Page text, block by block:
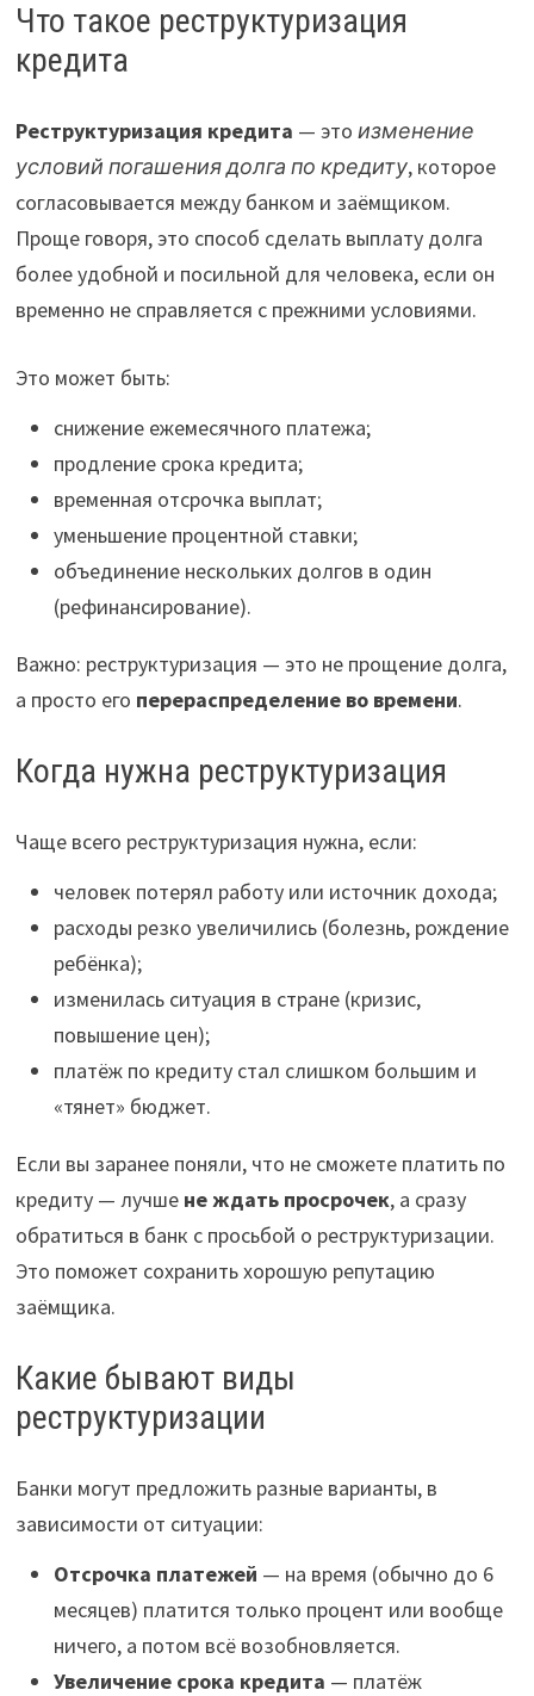
Что такое реструктуризация
кредита
Реструктуризация кредита — это изменение
условий погашения долга по кредиту, которое
согласовывается между банком и заёмщиком.
Проще говоря, это способ сделать выплату долга
более удобной и посильной для человека, если он
временно не справляется с прежними условиями.
Это может быть:
снижение ежемесячного платежа;
продление срока кредита;
временная отсрочка выплат;
уменьшение процентной ставки;
объединение нескольких долгов в один
(рефинансирование).
Важно: реструктуризация — это не прощение долга,
а просто его перераспределение во времени.
Когда нужна реструктуризация
Чаще всего реструктуризация нужна, если:
человек потерял работу или источник дохода;
расходы резко увеличились (болезнь, рождение
ребёнка);
изменилась ситуация в стране (кризис,
повышение цен);
платёж по кредиту стал слишком большим и
«тянет» бюджет.
Если вы заранее поняли, что не сможете платить по
кредиту — лучше не ждать просрочек, а сразу
обратиться в банк с просьбой о реструктуризации.
Это поможет сохранить хорошую репутацию
заёмщика.
Какие бывают виды
реструктуризации
Банки могут предложить разные варианты, в
зависимости от ситуации:
Отсрочка платежей — на время (обычно до 6
месяцев) платится только процент или вообще
ничего, а потом всё возобновляется.
Увеличение срока кредита — платёж